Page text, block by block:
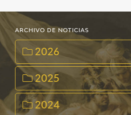
ARCHIVO DE NOTICIAS
2026
2025
2024